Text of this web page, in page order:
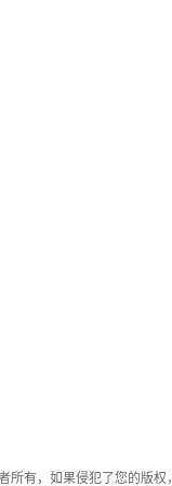
所有，如果侵犯了您的版